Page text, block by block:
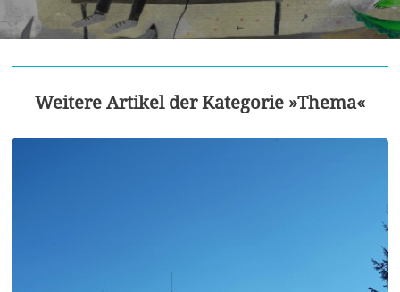
Weitere Artikel der Kategorie »Thema«